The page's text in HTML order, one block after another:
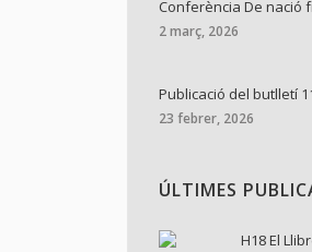
Conferència De nació
2 març, 2026
Publicació del butlletí
23 febrer, 2026
ÚLTIMES
H18 El